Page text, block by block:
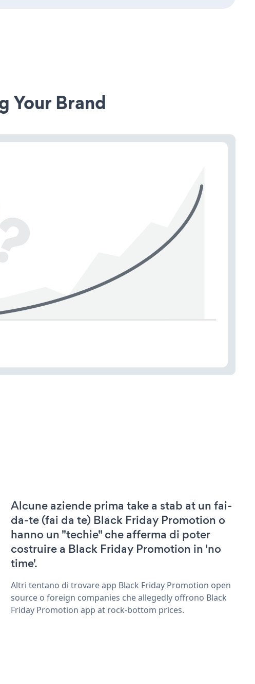
Your Brand
Alcune aziende prima take a stab at un fai-
da-te (fai da te) Black Friday Promotion o
hanno un "techie" che afferma di poter
costruire a Black Friday Promotion in 'no
time'.
Altri tentano di trovare app Black Friday Promotion open
source o foreign companies che allegedly offrono Black
Friday Promotion app at rock-bottom prices.